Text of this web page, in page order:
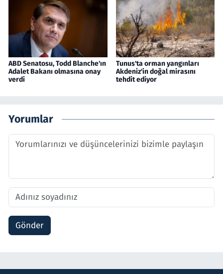
ABD Senatosu, Todd Blanche'ın
Adalet Bakanı olmasına onay
verdi
Tunus'ta orman yangınları
Akdeniz'in doğal mirasını
tehdit ediyor
Yorumlar
Gönder